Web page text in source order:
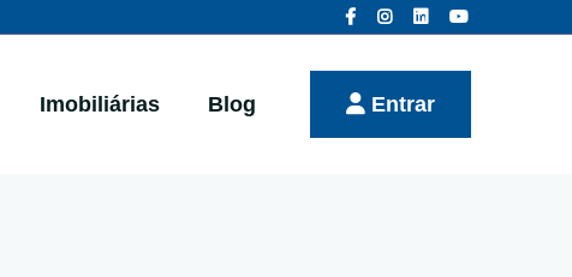
Imobiliárias Blog Entrar